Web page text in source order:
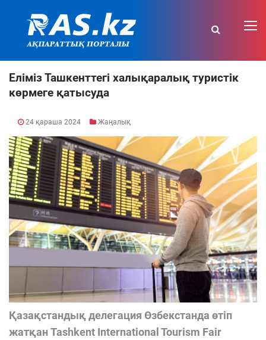
Еліміз Ташкенттегі халықаралық туристік
көрмеге қатысуда
24 қараша 2024 Жаңалық
Қазақстандық делегация Өзбекстанда өтіп
жатқан Tashkent International Tourism Fair